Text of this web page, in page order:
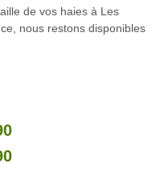
de vos haies à Les
nous restons disponibles